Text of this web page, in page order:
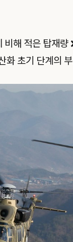
해 적은 탑재량
화 초기 단계의